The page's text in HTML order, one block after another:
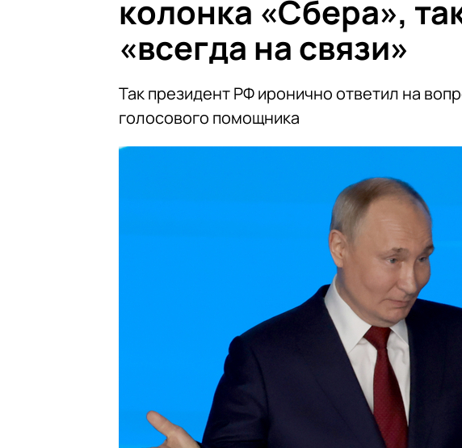
колонка «Сбера»,
«всегда на связи»
Так президент РФ иронично ответил на
голосового помощника